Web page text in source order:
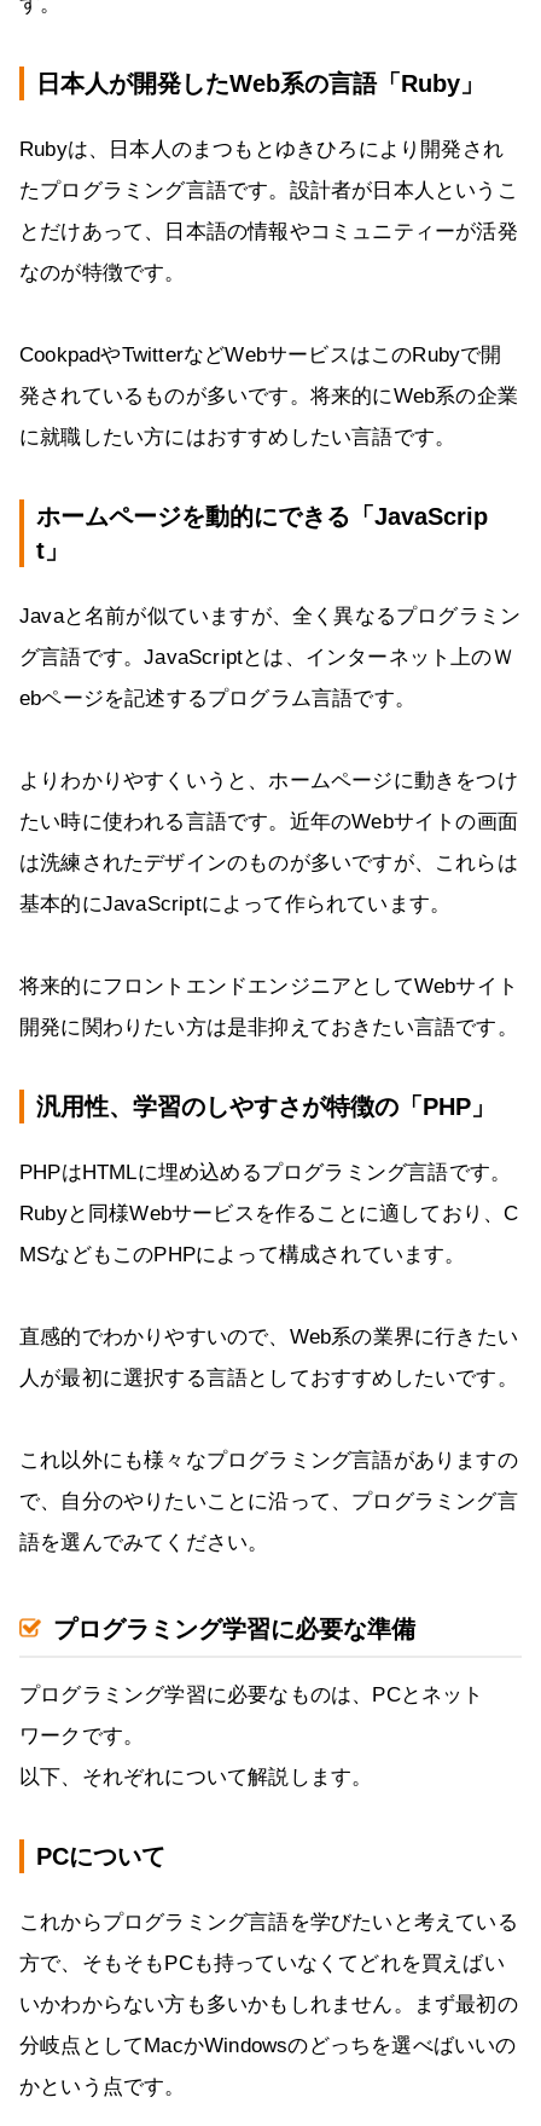
日本人が開発したWeb系の言語「Ruby」
Rubyは、日本人のまつもとゆきひろにより開発され
たプログラミング言語です。設計者が日本人というこ
とだけあって、日本語の情報やコミュニティーが活発
なのが特徴です。
CookpadやTwitterなどWebサービスはこのRubyで開
発されているものが多いです。将来的にWeb系の企業
に就職したい方にはおすすめしたい言語です。
ホームページを動的にできる「JavaScrip
t」
Javaと名前が似ていますが、全く異なるプログラミン
グ言語です。JavaScriptとは、インターネット上のＷ
ebページを記述するプログラム言語です。
よりわかりやすくいうと、ホームページに動きをつけ
たい時に使われる言語です。近年のWebサイトの画面
は洗練されたデザインのものが多いですが、これらは
基本的にJavaScriptによって作られています。
将来的にフロントエンドエンジニアとしてWebサイト
開発に関わりたい方は是非抑えておきたい言語です。
汎用性、学習のしやすさが特徴の「PHP」
PHPはHTMLに埋め込めるプログラミング言語です。
Rubyと同様Webサービスを作ることに適しており、C
MSなどもこのPHPによって構成されています。
直感的でわかりやすいので、Web系の業界に行きたい
人が最初に選択する言語としておすすめしたいです。
これ以外にも様々なプログラミング言語がありますの
で、自分のやりたいことに沿って、プログラミング言
語を選んでみてください。
プログラミング学習に必要な準備
プログラミング学習に必要なものは、PCとネット
ワークです。
以下、それぞれについて解説します。
PCについて
これからプログラミング言語を学びたいと考えている
方で、そもそもPCも持っていなくてどれを買えばい
いかわからない方も多いかもしれません。まず最初の
分岐点としてMacかWindowsのどっちを選べばいいの
かという点です。